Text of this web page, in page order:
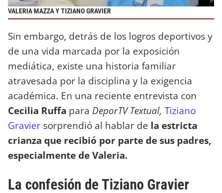
VALERIA MAZZA Y TIZIANO GRAVIER
Sin embargo, detrás de los logros deportivos y
de una vida marcada por la exposición
mediática, existe una historia familiar
atravesada por la disciplina y la exigencia
académica. En una reciente entrevista con
Cecilia Ruffa para DeporTV Textual, Tiziano
Gravier sorprendió al hablar de la estricta
crianza que recibió por parte de sus padres,
especialmente de Valeria.
La confesión de Tiziano Gravier